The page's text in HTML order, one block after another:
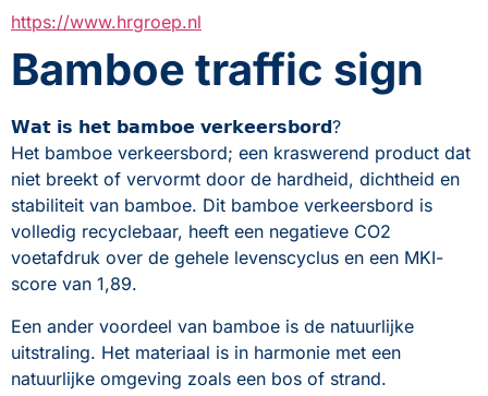
https://www.hrgroep.nl
Bamboe traffic sign
𝗪𝗮𝘁 𝗶𝘀 𝗵𝗲𝘁 𝗯𝗮𝗺𝗯𝗼𝗲 𝘃𝗲𝗿𝗸𝗲𝗲𝗿𝘀𝗯𝗼𝗿𝗱?
Het bamboe verkeersbord; een kraswerend product dat
niet breekt of vervormt door de hardheid, dichtheid en
stabiliteit van bamboe. Dit bamboe verkeersbord is
volledig recyclebaar, heeft een negatieve CO2
voetafdruk over de gehele levenscyclus en een MKI-
score van 1,89.
Een ander voordeel van bamboe is de natuurlijke
uitstraling. Het materiaal is in harmonie met een
natuurlijke omgeving zoals een bos of strand.